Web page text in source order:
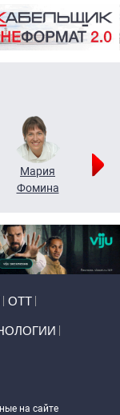
Мария
Фомина
ОТТ
на сайте